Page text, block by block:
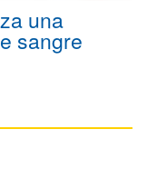
una
sangre